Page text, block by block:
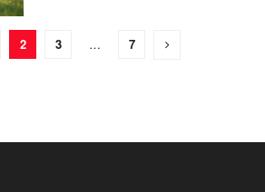
2 3 … 7